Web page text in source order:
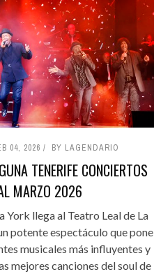
04, 2026 BY LAGENDARIO
TENERIFE CONCIERTOS
MARZO 2026
York llega al Teatro Leal de La
potente espectáculo que pone
musicales más influyentes y
mejores canciones del soul de